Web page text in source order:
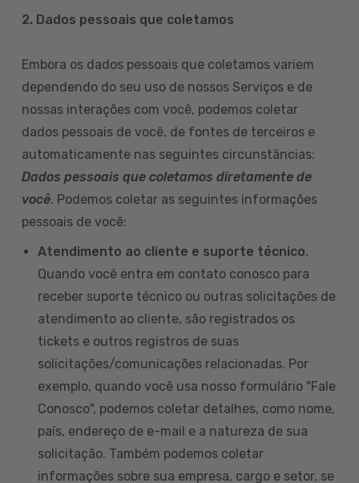
2. Dados pessoais que coletamos
Embora os dados pessoais que coletamos variem
dependendo do seu uso de nossos Serviços e de
nossas interações com você, podemos coletar
dados pessoais de você, de fontes de terceiros e
automaticamente nas seguintes circunstâncias:
Dados pessoais que coletamos diretamente de
você. Podemos coletar as seguintes informações
pessoais de você:
Atendimento ao cliente e suporte técnico.
Quando você entra em contato conosco para
receber suporte técnico ou outras solicitações de
atendimento ao cliente, são registrados os
tickets e outros registros de suas
solicitações/comunicações relacionadas. Por
exemplo, quando você usa nosso formulário "Fale
Conosco", podemos coletar detalhes, como nome,
país, endereço de e-mail e a natureza de sua
solicitação. Também podemos coletar
informações sobre sua empresa, cargo e setor, se